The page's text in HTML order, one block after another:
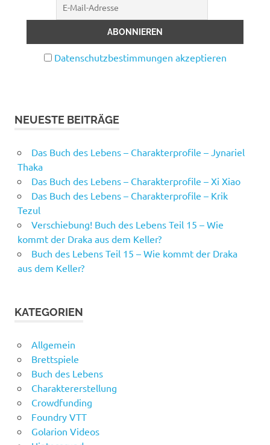
Datenschutzbestimmungen akzeptieren
NEUESTE BEITRÄGE
Das Buch des Lebens – Charakterprofile – Jynariel
Thaka
Das Buch des Lebens – Charakterprofile – Xi Xiao
Das Buch des Lebens – Charakterprofile – Krik
Tezul
Verschiebung! Buch des Lebens Teil 15 – Wie
kommt der Draka aus dem Keller?
Buch des Lebens Teil 15 – Wie kommt der Draka
aus dem Keller?
KATEGORIEN
Allgemein
Brettspiele
Buch des Lebens
Charaktererstellung
Crowdfunding
Foundry VTT
Golarion Videos